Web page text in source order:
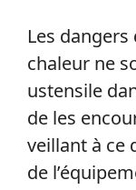
Les
chaleur ne
ustensile
de les
veillant à ce
de